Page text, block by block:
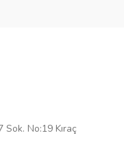
No:19 Kıraç